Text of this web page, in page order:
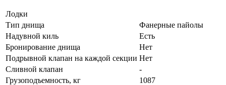
Лодки
Тип днища
Фанерные пайолы
Надувной киль
Есть
Бронирование днища
Нет
Подрывной клапан на каждой секции Нет
Сливной клапан
-
Грузоподъемность, кг
1087